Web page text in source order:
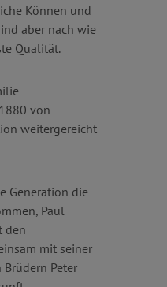
Können und
aber nach wie
Qualität.
von
weitergereicht
Generation die
Paul
den
mit seiner
Brüdern Peter